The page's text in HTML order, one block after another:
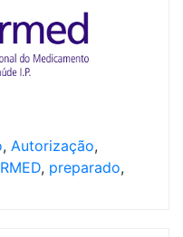
, Autorização,
, preparado,